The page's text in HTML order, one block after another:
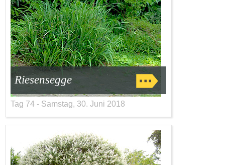
Riesensegge
Tag 74 - Samstag, 30. Juni 2018